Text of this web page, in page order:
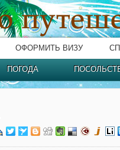
ОФОРМИТЬ ВИЗУ
ПОГОДА